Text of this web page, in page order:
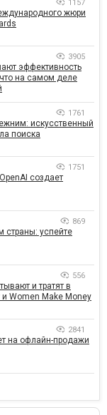
1157
жюри
3905
эффективность
на самом деле
1761
искусственный
поиска
1751
создает
869
страны: успейте
556
и тратят в
Women Make Money
2841
на офлайн-продажи